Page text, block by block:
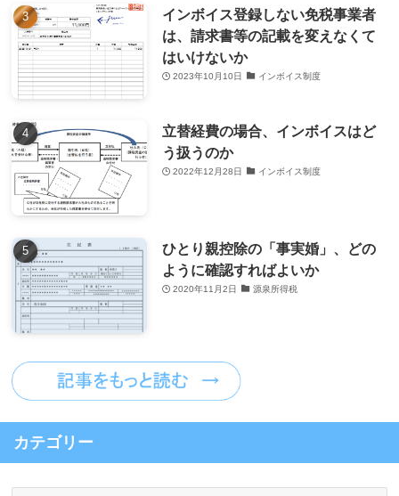
インボイス登録しない免税事業者
は、請求書等の記載を変えなくて
はいけないか
2023年10月10日 インボイス制度
立替経費の場合、インボイスはど
う扱うのか
2022年12月28日 インボイス制度
ひとり親控除の「事実婚」、どの
ように確認すればよいか
2020年11月2日 源泉所得税
カテゴリー